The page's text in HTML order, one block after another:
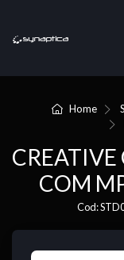
Home
CREATIVE
COM
Cod: